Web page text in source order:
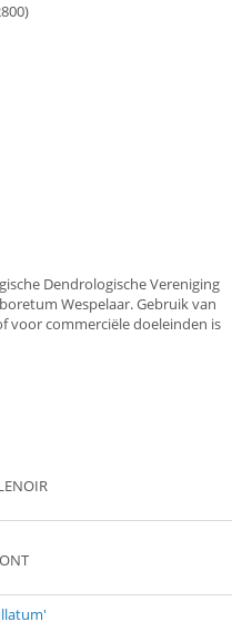
Dendrologische Vereniging
Wespelaar. Gebruik van
voor commerciële doeleinden is